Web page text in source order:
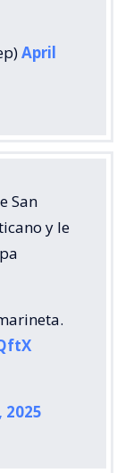
April
San
y le
2025